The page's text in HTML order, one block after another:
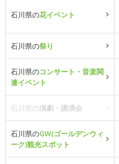
石川県の花イベント
石川県の祭り
石川県のコンサート・音楽関
連イベント
石川県の演劇・講演会
石川県のGW(ゴールデンウィ
ーク)観光スポット